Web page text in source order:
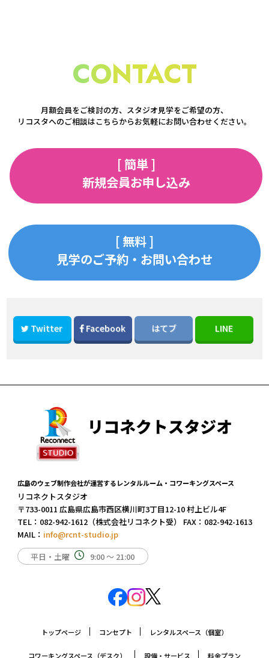
CONTACT
月額会員をご検討の方、スタジオ見学をご希望の方、
リコスタへのご相談はこちらからお気軽にお問い合わせください。
[ 簡単 ]
新規会員お申し込み
[ 無料 ]
見学のご予約・お問い合わせ
Twitter Facebook はてブ LINE
広島のウェブ制作会社が運営するレンタルルーム・コワーキングスペース
リコネクトスタジオ
〒733-0011 広島県広島市西区横川町3丁目12-10 村上ビル4F
TEL： 082-942-1612（株式会社リコネクト受） FAX：082-942-1613
MAIL： info@rcnt-studio.jp
平日・土曜
9:00 ～ 21:00
トップページ コンセプト レンタルスペース（個室）
コワーキングスペース（デスク） 設備・サービス 料金プラン